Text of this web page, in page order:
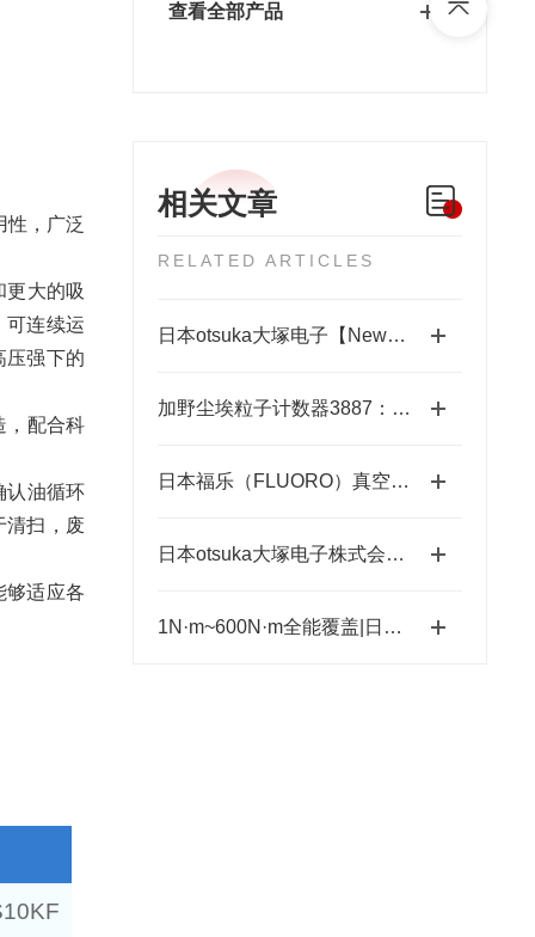
查看全部产品
相关文章
RELATED ARTICLES
日本otsuka大塚电子【New】RETS-100nx相位差测量装置
加野尘埃粒子计数器3887：洁净环境中的“微观哨兵”与洁净度“审计官”
日本福乐（FLUORO）真空吸笔半导体精密搬运工具-藤田光学
日本otsuka大塚电子株式会社【NEW】新品光波动场三次元显微镜MINUK
1N·m~600N·m全能覆盖|日本ESTIC艾斯迪克超宽扭矩弯头枪
性，广泛
更大的吸
可连续运
压强下的
，配合科
认油循环
清扫，废
适应各